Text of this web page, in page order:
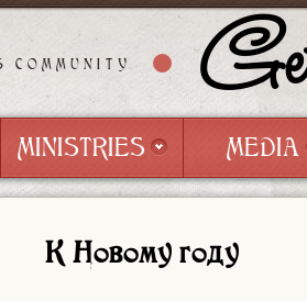
COMMUNITY
MINISTRIES
MEDIA
MEDIA
К Новому году